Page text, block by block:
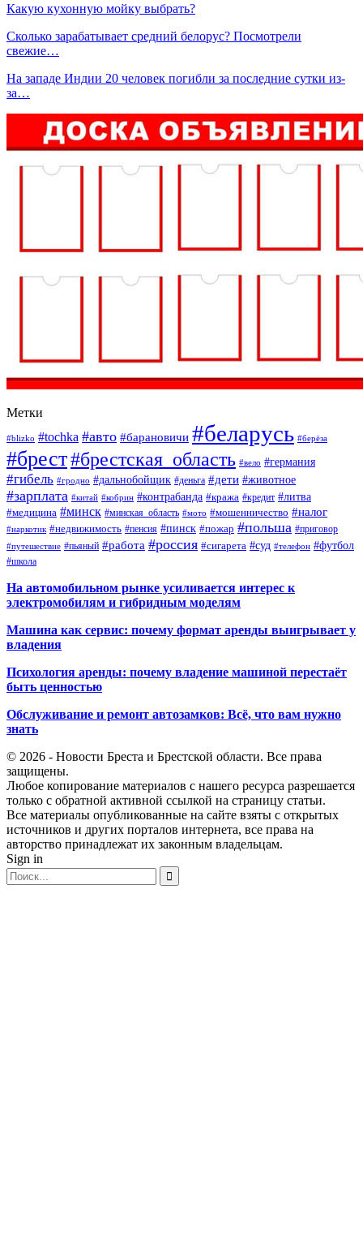
Какую кухонную мойку выбрать?
Сколько зарабатывает средний белорус? Посмотрели
свежие…
На западе Индии 20 человек погибли за последние сутки из-
за…
Метки
#blizko #tochka #авто #барановичи #беларусь #берёза
#брест#брестская_область #вело #германия
#гибель #гродно #дальнобойщик #деньга #дети #животное
#зарплата #китай #кобрин #контрабанда #кража #кредит #литва
#медицина #минск #минская_область #мото #мошенничество #налог
#наркотик #недвижимость #пенсия #пинск #пожар #польша #приговор
#путешествие #пьяный #работа #россия #сигарета #суд #телефон #футбол
#школа
На автомобильном рынке усиливается интерес к
электромобилям и гибридным моделям
Машина как сервис: почему формат аренды выигрывает у
владения
Психология аренды: почему владение машиной перестаёт
быть ценностью
Обслуживание и ремонт автозамков: Всё, что вам нужно
знать
© 2026 - Новости Бреста и Брестской области. Все права
защищены.
Любое копирование материалов с нашего ресурса разрешается
только с обратной активной ссылкой на страницу статьи.
Все материалы опубликованные на сайте взяты с открытых
источников и других порталов интернета, все права на
авторство принадлежат их законным владельцам.
Sign in